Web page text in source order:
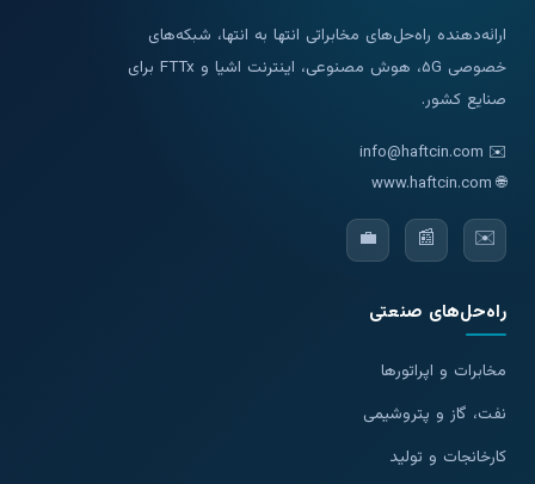
ارائه‌دهنده راه‌حل‌های مخابراتی انتها به انتها، شبکه‌های
خصوصی ۵G، هوش مصنوعی، اینترنت اشیا و FTTx برای
صنایع کشور.
✉️
info@haftcin.com
🌐
www.haftcin.com
✉️
📰
💼
راه‌حل‌های صنعتی
مخابرات و اپراتورها
نفت، گاز و پتروشیمی
کارخانجات و تولید